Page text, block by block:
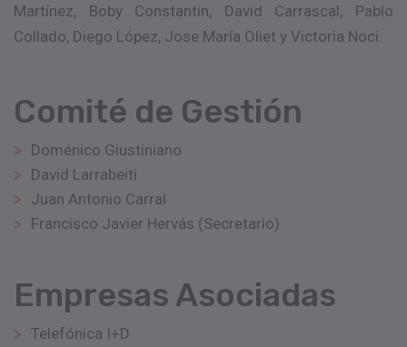
Martínez, Boby Constantin, David Carrascal, Pablo
Collado, Diego López, Jose María Oliet y Victoria Noci.
Comité de Gestión
Doménico Giustiniano
David Larrabeiti
Juan Antonio Carral
Francisco Javier Hervás (Secretario)
Empresas Asociadas
Telefónica I+D